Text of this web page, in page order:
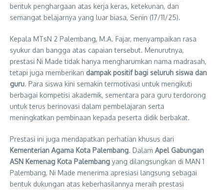
bentuk penghargaan atas kerja keras, ketekunan, dan
semangat belajarnya yang luar biasa, Senin (17/11/25).
Kepala MTsN 2 Palembang, M.A. Fajar, menyampaikan rasa
syukur dan bangga atas capaian tersebut. Menurutnya,
prestasi Ni Made tidak hanya mengharumkan nama madrasah,
tetapi juga memberikan dampak positif bagi seluruh siswa dan
guru. Para siswa kini semakin termotivasi untuk mengikuti
berbagai kompetisi akademik, sementara para guru terdorong
untuk terus berinovasi dalam pembelajaran serta
meningkatkan pembinaan kepada peserta didik berbakat.
Prestasi ini juga mendapatkan perhatian khusus dari
Kementerian Agama Kota Palembang. Dalam Apel Gabungan
ASN Kemenag Kota Palembang yang dilangsungkan di MAN 1
Palembang, Ni Made menerima apresiasi langsung sebagai
bentuk dukungan atas keberhasilannya meraih prestasi